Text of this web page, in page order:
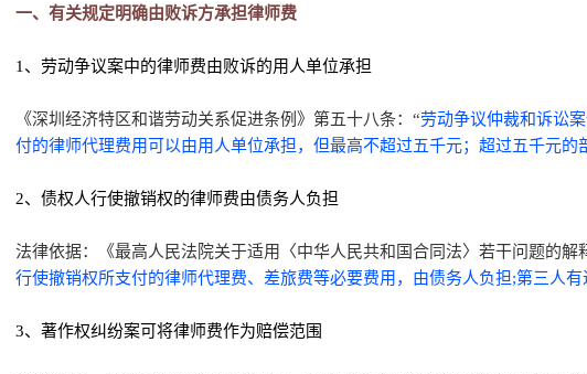
一、有关规定明确由败诉方承担律师费
1、劳动争议案中的律师费由败诉的用人单位承担
《深圳经济特区和谐劳动关系促进条例》第五十八条：“劳动争议仲裁和诉讼
付的律师代理费用可以由用人单位承担，但最高不超过五千元；超过五千元的
2、债权人行使撤销权的律师费由债务人负担
法律依据：《最高人民法院关于适用〈中华人民共和国合同法〉若干问题的解
行使撤销权所支付的律师代理费、差旅费等必要费用，由债务人负担;第三人
3、著作权纠纷案可将律师费作为赔偿范围